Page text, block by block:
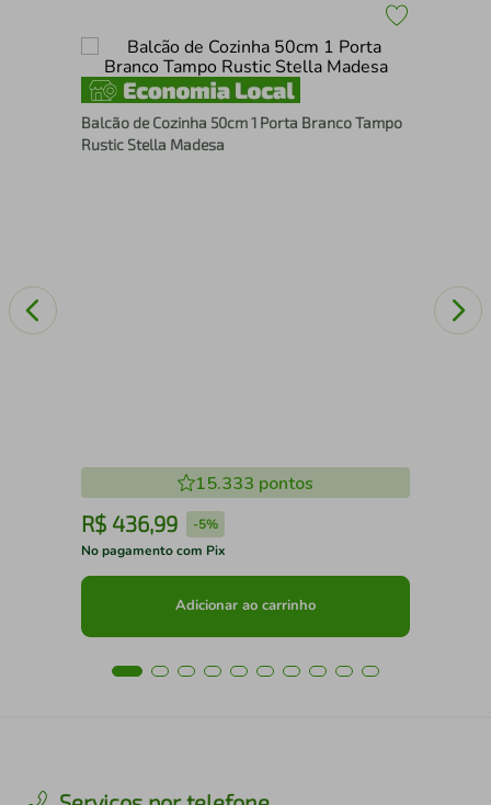
Balcão de Cozinha 50cm 1 Porta Branco Tampo
Rustic Stella Madesa
15.333 pontos
R$ 436,99 -5%
No pagamento com Pix
Adicionar ao carrinho